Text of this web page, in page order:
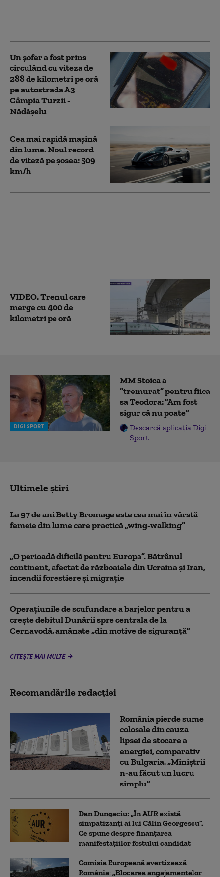
Un șofer a fost prins
circulând cu viteza de
288 de kilometri pe oră
pe autostrada A3
Câmpia Turzii -
Nădășelu
Cea mai rapidă mașină
din lume. Noul record
de viteză pe șosea: 509
km/h
VIDEO. Trenul care
merge cu 400 de
kilometri pe oră
DIGI SPORT
MM Stoica a
”tremurat” pentru fiica
sa Teodora: ”Am fost
sigur că nu poate”
Descarcă aplicația Digi
Sport
Ultimele știri
La 97 de ani Betty Bromage este cea mai în vârstă
femeie din lume care practică „wing-walking”
„O perioadă dificilă pentru Europa”. Bătrânul
continent, afectat de războaiele din Ucraina și Iran,
incendii forestiere și migrație
Operaţiunile de scufundare a barjelor pentru a
creşte debitul Dunării spre centrala de la
Cernavodă, amânate „din motive de siguranţă”
CITEȘTE MAI MULTE
Recomandările redacţiei
România pierde sume
colosale din cauza
lipsei de stocare a
energiei, comparativ
cu Bulgaria. „Miniștrii
n-au făcut un lucru
simplu”
Dan Dungaciu: „În AUR există
simpatizanți ai lui Călin Georgescu”.
Ce spune despre finanțarea
manifestațiilor fostului candidat
Comisia Europeană avertizează
România: „Blocarea angajamentelor